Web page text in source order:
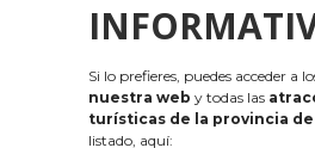
Si lo prefieres, puedes acceder a
nuestra web y todas las
turísticas de la provincia de
listado, aquí: